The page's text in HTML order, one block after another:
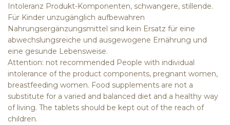
Intoleranz Produkt-Komponenten, schwangere, stillende.
Für Kinder unzugänglich aufbewahren
Nahrungsergänzungsmittel sind kein Ersatz für eine
abwechslungsreiche und ausgewogene Ernährung und
eine gesunde Lebensweise.
Attention: not recommended People with individual
intolerance of the product components, pregnant women,
breastfeeding women. Food supplements are not a
substitute for a varied and balanced diet and a healthy way
of living. The tablets should be kept out of the reach of
children.